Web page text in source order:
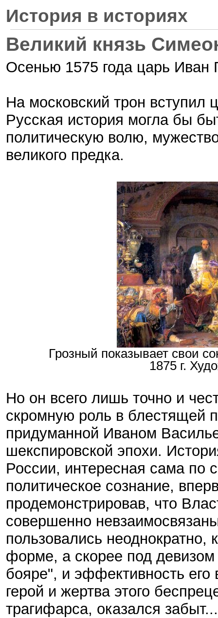
История в историях
Великий князь
Осенью 1575 года царь Иван
На московский трон вступил
Русская история могла бы
политическую волю,
великого предка.
Грозный показывает свои
1875 г.
Но он всего лишь точно и
скромную роль в блестящей
придуманной Иваном
шекспировской эпохи.
России, интересная сама по
политическое сознание,
продемонстрировав, что
совершенно
пользовались неоднократно,
форме, а скорее под девизом
бояре", и эффективность
герой и жертва этого
трагифарса, оказался забыт...